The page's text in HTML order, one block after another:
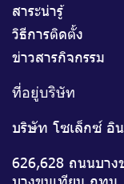
สาระน่ารู้
วิธีการติดตั้ง
ข่าวสารกิจกรรม
ที่อยู่บริษัท
บริษัท โซเล็กซ์ อิน
626,628 ถนนบาง